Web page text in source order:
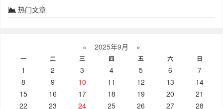
热门文章
« 2025年9月 »
一 二 三 四 五 六 日
1 2 3 4 5 6
7
8
9 10 11 12 13
14
15
16 17 18 19 20
21
22
23 24 25 26 27
28